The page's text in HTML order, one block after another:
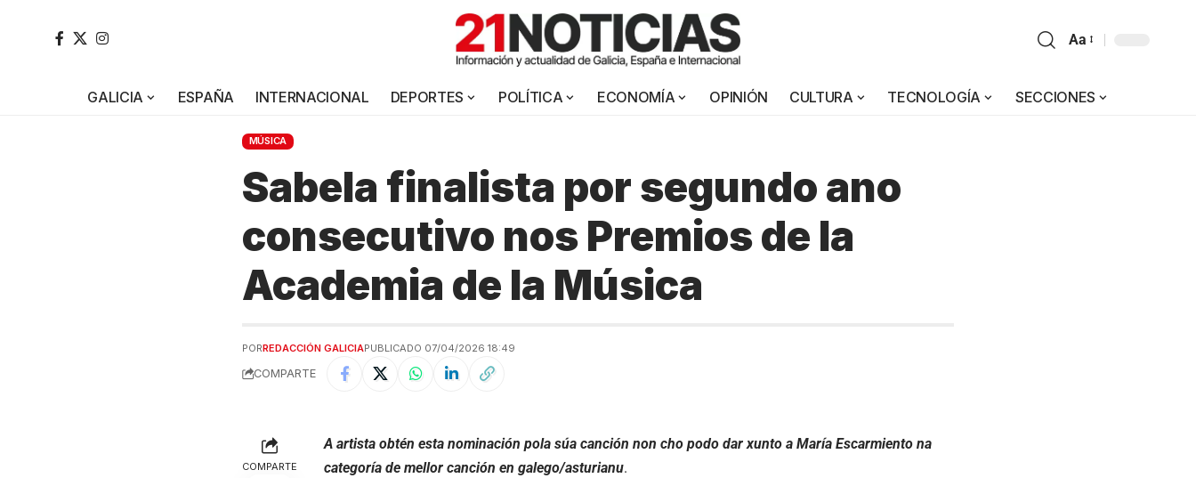
Aa
GALICIA ESPAÑA INTERNACIONAL DEPORTES POLÍTICA ECONOMÍA OPINIÓN CULTURA TECNOLOGÍA SECCIONES
MÚSICA
Sabela finalista por segundo ano
consecutivo nos Premios de la
Academia de la Música
PORREDACCIÓN GALICIAPUBLICADO 07/04/2026 18:49
COMPARTE
COMPARTE
A artista obtén esta nominación pola súa canción non cho podo dar xunto a María Escarmiento na
categoría de mellor canción en galego/asturianu.